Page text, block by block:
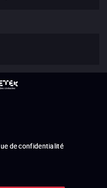
de confidentialité